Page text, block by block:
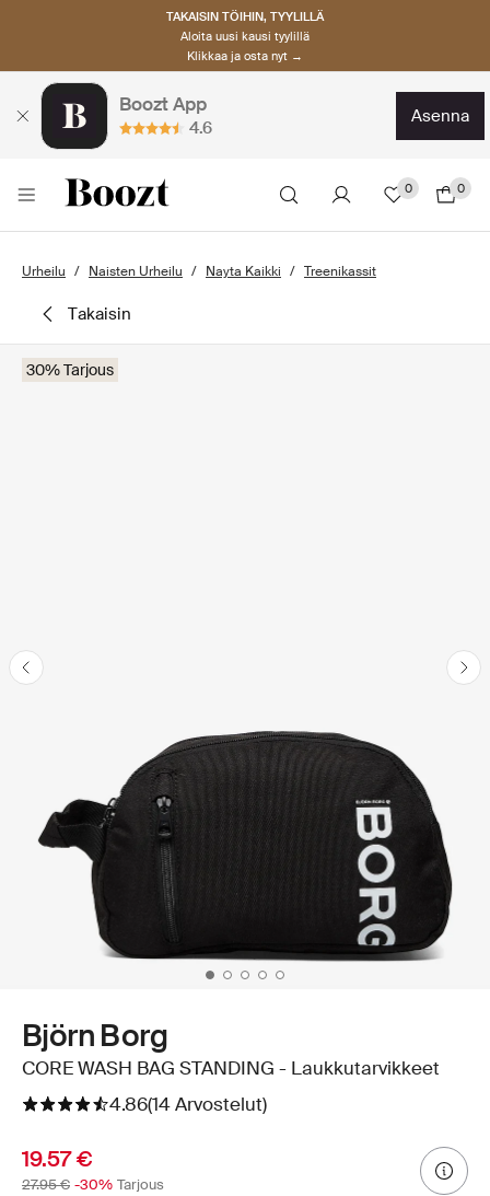
TAKAISIN TÖIHIN, TYYLILLÄ
Aloita uusi kausi tyylillä
Klikkaa ja osta nyt →
Boozt App
4.6
asenna
0 0
Urheilu Naisten Urheilu Nayta Kaikki Treenikassit
takaisin
30% Tarjous
Björn Borg
CORE WASH BAG STANDING - Laukkutarvikkeet
4.86(14 Arvostelut)
19.57 €
27.95 € -30% Tarjous